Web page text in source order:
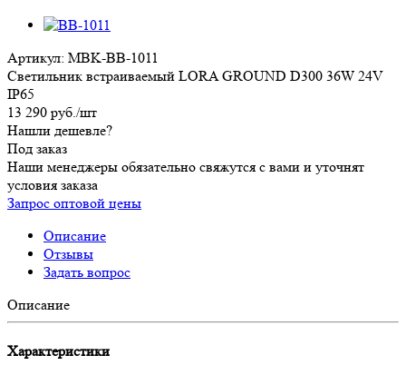
Артикул: MBK-BB-1011
Светильник встраиваемый LORA GROUND D300 36W 24V
IP65
13 290 руб./шт
Нашли дешевле?
Под заказ
Наши менеджеры обязательно свяжутся с вами и уточнят
условия заказа
Запрос оптовой цены
Описание
Отзывы
Задать вопрос
Описание
Характеристики